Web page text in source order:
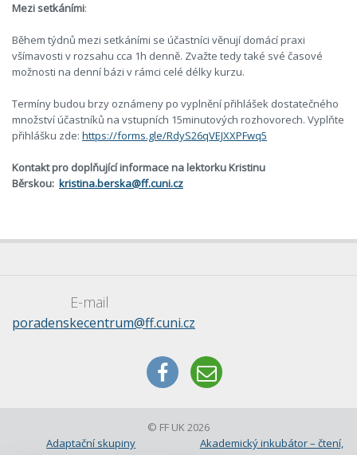
Mezi setkáními:
Během týdnů mezi setkáními se účastníci věnují domácí praxi
všímavosti v rozsahu cca 1h denně. Zvažte tedy také své časové
možnosti na denní bázi v rámci celé délky kurzu.
Termíny budou brzy oznámeny po vyplnění přihlášek dostatečného
množství účastníků na vstupních 15minutových rozhovorech. Vyplňte
přihlášku zde: https://forms.gle/RdyS26qVEJXXPFwq5
Kontakt pro doplňující informace na lektorku Kristinu
Běrskou: kristina.berska@ff.cuni.cz
E-mail
poradenskecentrum@ff.cuni.cz
© FF UK 2026
Adaptační skupiny
Akademický inkubátor – čtení,